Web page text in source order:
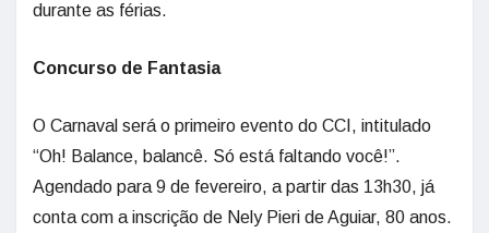
durante as férias.
Concurso de Fantasia
O Carnaval será o primeiro evento do CCI, intitulado
“Oh! Balance, balancê. Só está faltando você!”.
Agendado para 9 de fevereiro, a partir das 13h30, já
conta com a inscrição de Nely Pieri de Aguiar, 80 anos.